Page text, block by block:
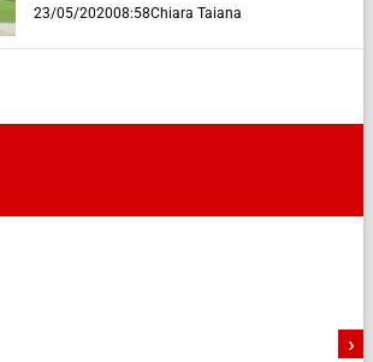
23/05/202008:58Chiara Taiana
›